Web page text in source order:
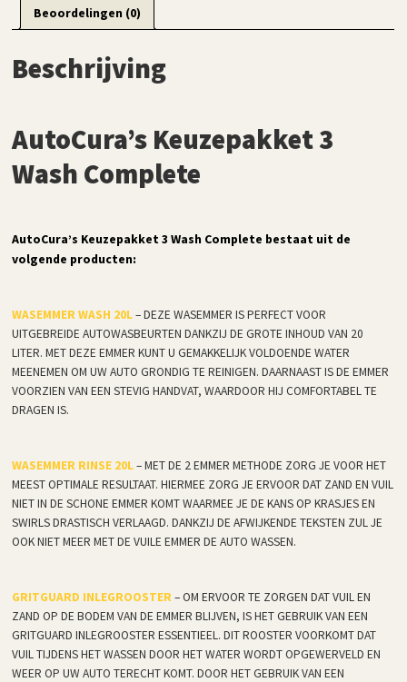
Beoordelingen (0)
Beschrijving
AutoCura’s Keuzepakket 3
Wash Complete
AutoCura’s Keuzepakket 3 Wash Complete bestaat uit de
volgende producten:
WASEMMER WASH 20L– DEZE WASEMMER IS PERFECT VOOR
UITGEBREIDE AUTOWASBEURTEN DANKZIJ DE GROTE INHOUD VAN 20
LITER. MET DEZE EMMER KUNT U GEMAKKELIJK VOLDOENDE WATER
MEENEMEN OM UW AUTO GRONDIG TE REINIGEN. DAARNAAST IS DE EMMER
VOORZIEN VAN EEN STEVIG HANDVAT, WAARDOOR HIJ COMFORTABEL TE
DRAGEN IS.
WASEMMER RINSE 20L– MET DE 2 EMMER METHODE ZORG JE VOOR HET
MEEST OPTIMALE RESULTAAT. HIERMEE ZORG JE ERVOOR DAT ZAND EN VUIL
NIET IN DE SCHONE EMMER KOMT WAARMEE JE DE KANS OP KRASJES EN
SWIRLS DRASTISCH VERLAAGD. DANKZIJ DE AFWIJKENDE TEKSTEN ZUL JE
OOK NIET MEER MET DE VUILE EMMER DE AUTO WASSEN.
GRITGUARD INLEGROOSTER– OM ERVOOR TE ZORGEN DAT VUIL EN
ZAND OP DE BODEM VAN DE EMMER BLIJVEN, IS HET GEBRUIK VAN EEN
GRITGUARD INLEGROOSTER ESSENTIEEL. DIT ROOSTER VOORKOMT DAT
VUIL TIJDENS HET WASSEN DOOR HET WATER WORDT OPGEWERVELD EN
WEER OP UW AUTO TERECHT KOMT. DOOR HET GEBRUIK VAN EEN